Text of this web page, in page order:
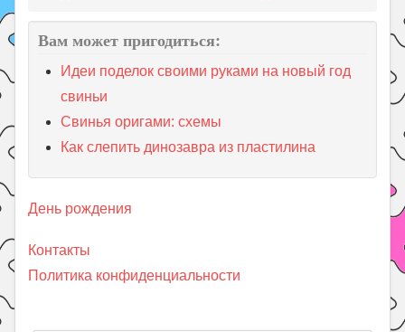
Вам может пригодиться:
Идеи поделок своими руками на новый год
свиньи
Свинья оригами: схемы
Как слепить динозавра из пластилина
День рождения
Контакты
Политика конфиденциальности